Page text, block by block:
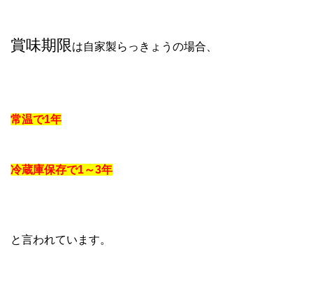
賞味期限は自家製らっきょうの場合、
常温で1年
冷蔵庫保存で1～3年
と言われています。